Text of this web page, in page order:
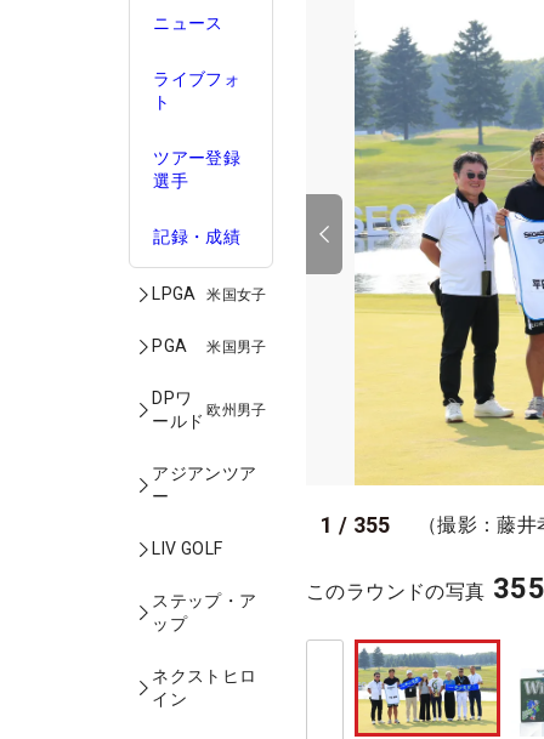
ニュース
ライブフォ
ト
ツアー登録
選手
記録・成績
LPGA 米国女子
PGA 米国男子
DPワ
ールド
欧州男子
アジアンツア
ー
LIV GOLF
ステップ・ア
ップ
ネクストヒロ
イン
1 / 355 （撮影：藤
このラウンドの写真